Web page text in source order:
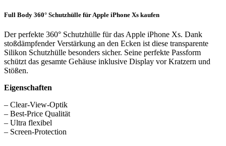
Full Body 360° Schutzhülle für Apple iPhone Xs kaufen
Der perfekte 360° Schutzhülle für das Apple iPhone Xs. Dank
stoßdämpfender Verstärkung an den Ecken ist diese transparente
Silikon Schutzhülle besonders sicher. Seine perfekte Passform
schützt das gesamte Gehäuse inklusive Display vor Kratzern und
Stößen.
Eigenschaften
– Clear-View-Optik
– Best-Price Qualität
– Ultra flexibel
– Screen-Protection